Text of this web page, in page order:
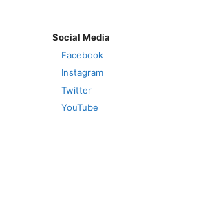
Social Media
Facebook
Instagram
Twitter
YouTube